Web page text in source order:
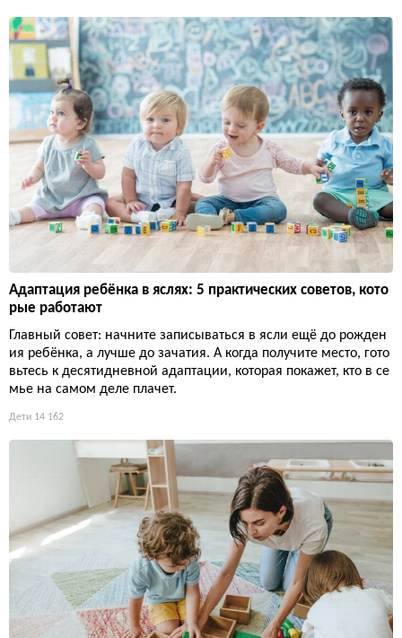
Адаптация ребёнка в яслях: 5 практических советов, кото
рые работают
Главный совет: начните записываться в ясли ещё до рожден
ия ребёнка, а лучше до зачатия. А когда получите место, гото
вьтесь к десятидневной адаптации, которая покажет, кто в се
мье на самом деле плачет.
Дети 14 162